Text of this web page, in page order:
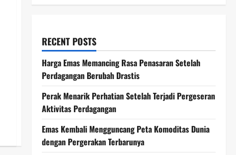
RECENT POSTS
Harga Emas Memancing Rasa Penasaran Setelah
Perdagangan Berubah Drastis
Perak Menarik Perhatian Setelah Terjadi Pergeseran
Aktivitas Perdagangan
Emas Kembali Mengguncang Peta Komoditas Dunia
dengan Pergerakan Terbarunya